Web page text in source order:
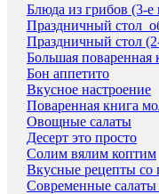
Блюда из грибов (3-е
Праздничный
Праздничный стол
Большая поваренная
Бон аппетито
Вкусное настроение
Поваренная книга
Овощные салаты
Десерт это просто
Солим вялим коптим
Вкусные рецепты со
Современные салаты